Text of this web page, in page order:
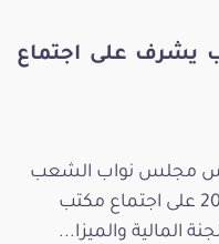
على اجتماع
مجلس نواب الشعب
صباح اليوم الخميس 02 افريل 2026 على اجتماع مكتب
المالية والميزا...